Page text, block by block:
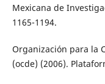
Mexicana de
1165-1194.
Organización para la
(ocde) (2006).